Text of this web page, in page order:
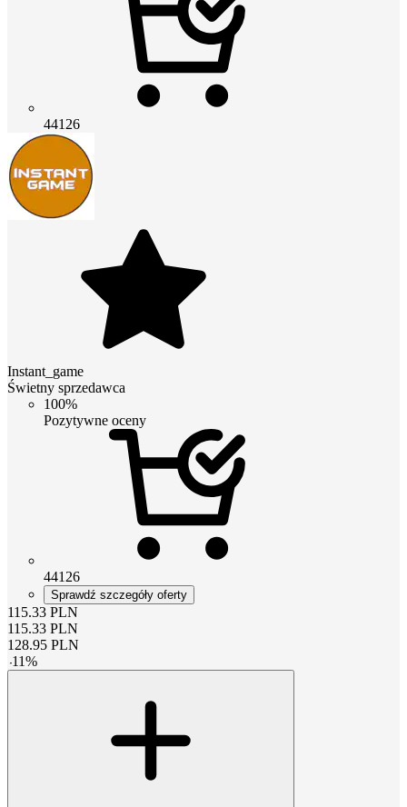
44126
Instant_game
Świetny sprzedawca
100%
Pozytywne oceny
44126
Sprawdź szczegóły oferty
115.33 PLN
115.33 PLN
128.95 PLN
-11%